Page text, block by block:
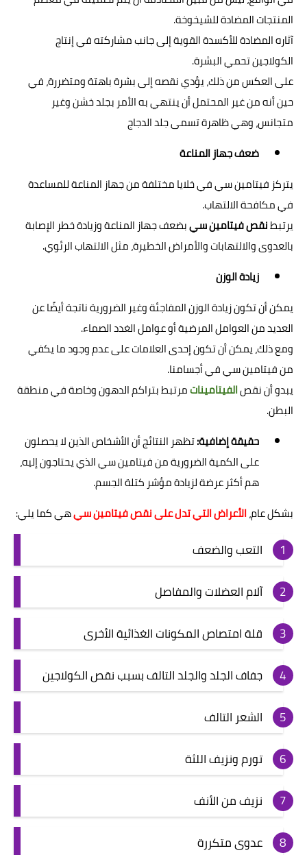
المنتجات المضادة للشيخوخة.
آثاره المضادة للأكسدة القوية إلى جانب مشاركته في إنتاج
الكولاجين تحمي البشرة.
على العكس من ذلك، يؤدي نقصه إلى بشرة باهتة ومتضررة، في
حين أنه من غير المحتمل أن ينتهي به الأمر بجلد خشن وغير
متجانس، وهي ظاهرة تسمى جلد الدجاج
ضعف جهاز المناعة
يتركز فيتامين سي في خلايا مختلفة من جهاز المناعة للمساعدة
في مكافحة الالتهاب.
يرتبطنقص فيتامين سيبضعف جهاز المناعة وزيادة خطر الإصابة
بالعدوى والالتهابات والأمراض الخطيرة، مثل الالتهاب الرئوي.
زيادة الوزن
يمكن أن تكون زيادة الوزن المفاجئة وغير الضرورية ناتجة أيضًا عن
العديد من العوامل المرضية أو عوامل الغدد الصماء.
ومع ذلك، يمكن أن تكون إحدى العلامات على عدم وجود ما يكفي
من فيتامين سي في أجسامنا.
يبدو أن نقصالفيتاميناتمرتبط بتراكم الدهون وخاصة في منطقة
البطن.
حقيقة إضافية:تظهر النتائج أن الأشخاص الذين لا يحصلون
على الكمية الضرورية من فيتامين سي الذي يحتاجون إليه،
هم أكثر عرضة لزيادة مؤشر كتلة الجسم.
بشكل عام،الأعراض التي تدل على نقص فيتامين سيهي كما يلي:
التعب والضعف
آلام العضلات والمفاصل
قلة امتصاص المكونات الغذائية الأخرى
جفاف الجلد والجلد التالف بسبب نقص الكولاجين
الشعر التالف
تورم ونزيف اللثة
نزيف من الأنف
عدوى متكررة